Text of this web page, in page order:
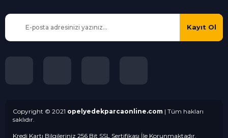
Kayıt Ol
Copyright © 2021 opelyedekparcaonline.com | Tüm hakları
saklıdır.
Kredi Kartı Bilgileriniz 256 Bit SSL Sertifikası İle Korunmaktadır.